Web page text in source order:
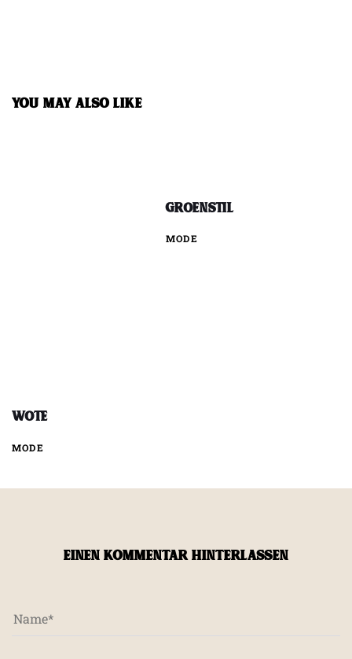
YOU MAY ALSO LIKE
groenstil
MODE
WOTE
MODE
EINEN KOMMENTAR HINTERLASSEN